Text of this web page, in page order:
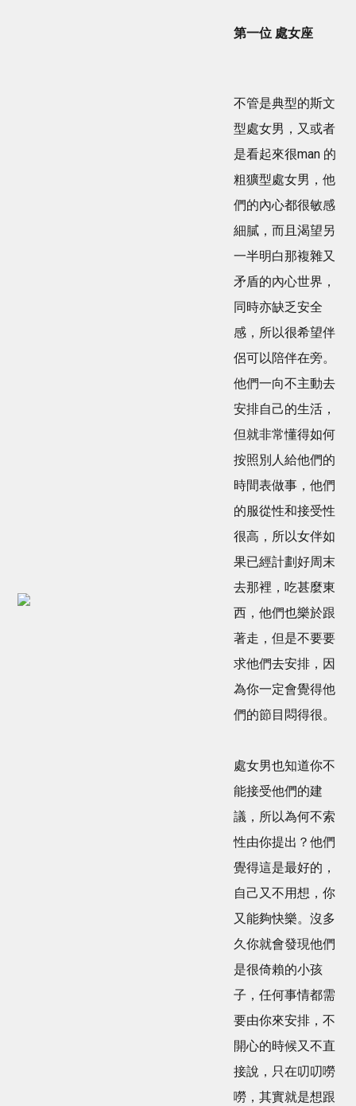
第一位 處女座
不管是典型的斯文
型處女男，又或者
是看起來很man 的
粗獷型處女男，他
們的內心都很敏感
細膩，而且渴望另
一半明白那複雜又
矛盾的內心世界，
同時亦缺乏安全
感，所以很希望伴
侶可以陪伴在旁。
他們一向不主動去
安排自己的生活，
但就非常懂得如何
按照別人給他們的
時間表做事，他們
的服從性和接受性
很高，所以女伴如
果已經計劃好周末
去那裡，吃甚麼東
西，他們也樂於跟
著走，但是不要要
求他們去安排，因
為你一定會覺得他
們的節目悶得很。
處女男也知道你不
能接受他們的建
議，所以為何不索
性由你提出？他們
覺得這是最好的，
自己又不用想，你
又能夠快樂。沒多
久你就會發現他們
是很倚賴的小孩
子，任何事情都需
要由你來安排，不
開心的時候又不直
接說，只在叨叨嘮
嘮，其實就是想跟